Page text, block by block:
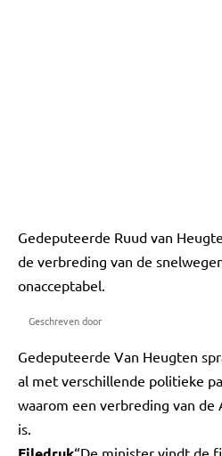
Gedeputeerde Ruud van
de verbreding van de
onacceptabel.
Geschreven door
Gedeputeerde Van Heugten
al met verschillende politieke
waarom een verbreding van de
is.
“De minister vindt de